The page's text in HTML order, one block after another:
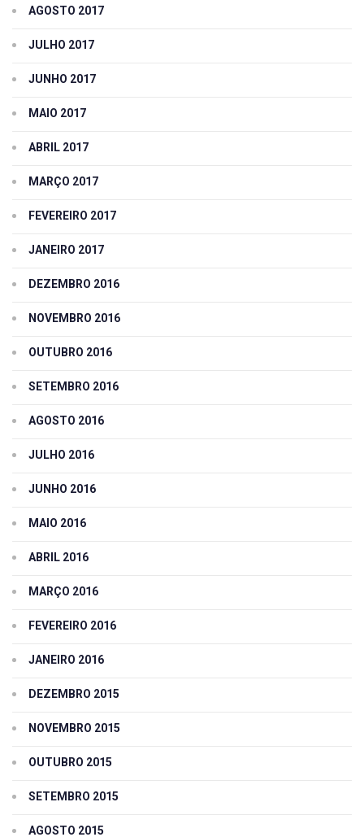
AGOSTO 2017
JULHO 2017
JUNHO 2017
MAIO 2017
ABRIL 2017
MARÇO 2017
FEVEREIRO 2017
JANEIRO 2017
DEZEMBRO 2016
NOVEMBRO 2016
OUTUBRO 2016
SETEMBRO 2016
AGOSTO 2016
JULHO 2016
JUNHO 2016
MAIO 2016
ABRIL 2016
MARÇO 2016
FEVEREIRO 2016
JANEIRO 2016
DEZEMBRO 2015
NOVEMBRO 2015
OUTUBRO 2015
SETEMBRO 2015
AGOSTO 2015